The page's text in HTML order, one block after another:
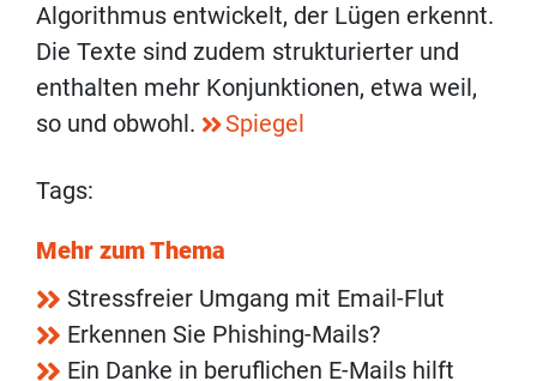
Algorithmus entwickelt, der Lügen erkennt.
Die Texte sind zudem strukturierter und
enthalten mehr Konjunktionen, etwa weil,
so und obwohl.
Spiegel
Tags:
Mehr zum Thema
Stressfreier Umgang mit Email-Flut
Erkennen Sie Phishing-Mails?
Ein Danke in beruflichen E-Mails hilft